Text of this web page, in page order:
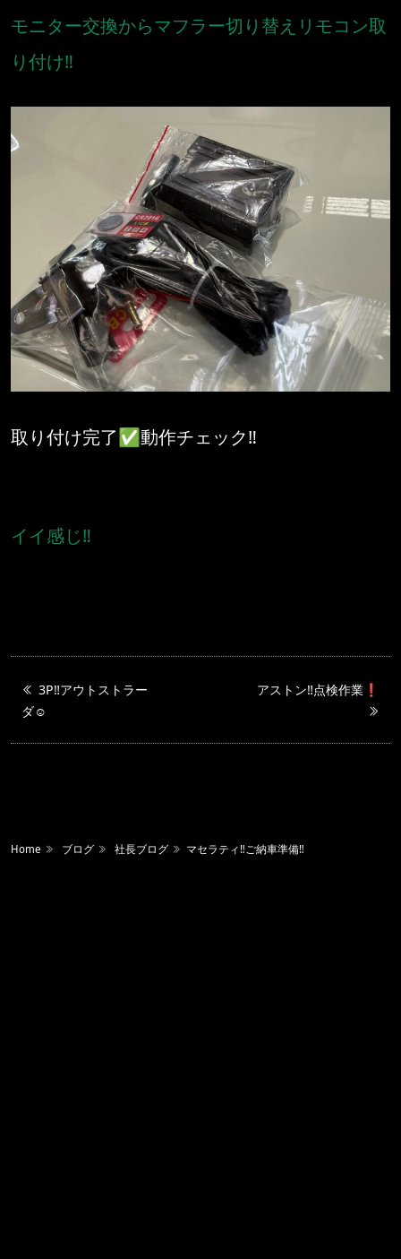
モニター交換からマフラー切り替えリモコン取
り付け‼️
取り付け完了✅動作チェック‼️
イイ感じ‼️
3P‼️アウトストラー
ダ☺️
アストン‼️点検作業❗️
Home ブログ 社長ブログ マセラティ‼️ご納車準備‼️